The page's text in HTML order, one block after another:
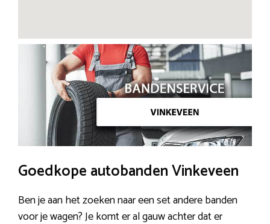
Goedkope autobanden Vinkeveen
Ben je aan het zoeken naar een set andere banden
voor je wagen? Je komt er al gauw achter dat er